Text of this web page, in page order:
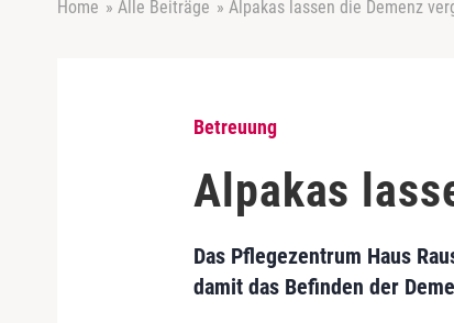
Home » Alle Beiträge » Alpakas lassen die Demenz
Betreuung
Alpakas
Das Pflegezentrum Haus
damit das Befinden der